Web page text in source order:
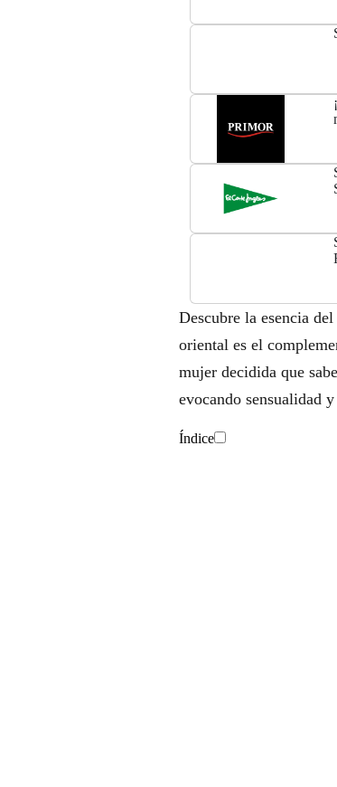
Descubre la esencia
oriental es el
mujer decidida que
evocando sensualidad
Índice